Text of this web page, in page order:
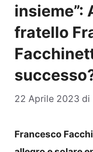
insieme”:
fratello
22 Aprile 2023 di
Francesco